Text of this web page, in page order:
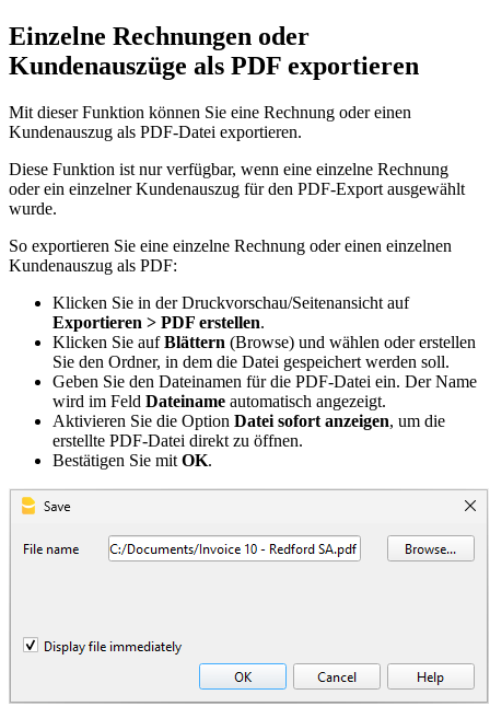
Einzelne Rechnungen oder
Kundenauszüge als PDF exportieren
Mit dieser Funktion können Sie eine Rechnung oder einen
Kundenauszug als PDF-Datei exportieren.
Diese Funktion ist nur verfügbar, wenn eine einzelne Rechnung
oder ein einzelner Kundenauszug für den PDF-Export ausgewählt
wurde.
So exportieren Sie eine einzelne Rechnung oder einen einzelnen
Kundenauszug als PDF:
Klicken Sie in der Druckvorschau/Seitenansicht auf
Exportieren > PDF erstellen.
Klicken Sie aufBlättern (Browse) und wählen oder erstellen
Sie den Ordner, in dem die Datei gespeichert werden soll.
Geben Sie den Dateinamen für die PDF-Datei ein. Der Name
wird im Feld Dateiname automatisch angezeigt.
Aktivieren Sie die Option Datei sofort anzeigen, um die
erstellte PDF-Datei direkt zu öffnen.
Bestätigen Sie mit OK.